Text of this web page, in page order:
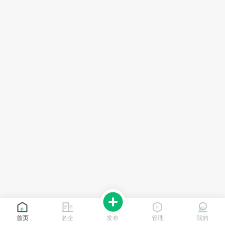
首页 名企 发布 管理 我的